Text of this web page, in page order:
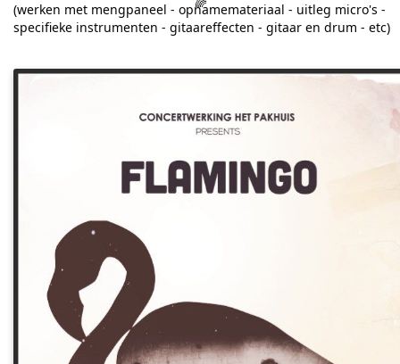
(werken met mengpaneel - opnamemateriaal - uitleg micro's -
specifieke instrumenten - gitaareffecten - gitaar en drum - etc)